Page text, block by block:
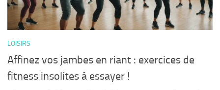
LOISIRS
Affinez vos jambes en riant : exercices de
fitness insolites à essayer !